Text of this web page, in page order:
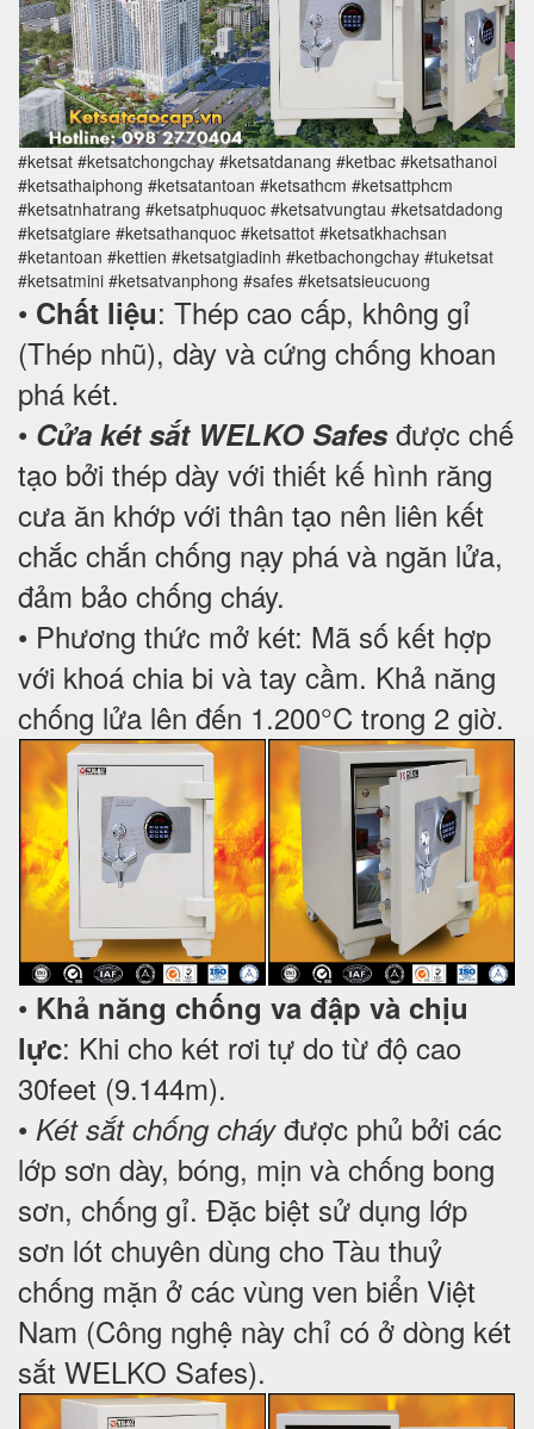
#ketsat #ketsatchongchay #ketsatdanang #ketbac #ketsathanoi
#ketsathaiphong #ketsatantoan #ketsathcm #ketsattphcm
#ketsatnhatrang #ketsatphuquoc #ketsatvungtau #ketsatdadong
#ketsatgiare #ketsathanquoc #ketsattot #ketsatkhachsan
#ketantoan #kettien #ketsatgiadinh #ketbachongchay #tuketsat
#ketsatmini #ketsatvanphong #safes #ketsatsieucuong
• Chất liệu: Thép cao cấp, không gỉ
(Thép nhũ), dày và cứng chống khoan
phá két.
• Cửa két sắt WELKO Safesđược chế
tạo bởi thép dày với thiết kế hình răng
cưa ăn khớp với thân tạo nên liên kết
chắc chắn chống nạy phá và ngăn lửa,
đảm bảo chống cháy.
• Phương thức mở két: Mã số kết hợp
với khoá chia bi và tay cầm. Khả năng
chống lửa lên đến 1.200°C trong 2 giờ.
• Khả năng chống va đập và chịu
lực: Khi cho két rơi tự do từ độ cao
30feet (9.144m).
• Két sắt chống cháyđược phủ bởi các
lớp sơn dày, bóng, mịn và chống bong
sơn, chống gỉ. Đặc biệt sử dụng lớp
sơn lót chuyên dùng cho Tàu thuỷ
chống mặn ở các vùng ven biển Việt
Nam (Công nghệ này chỉ có ở dòng két
sắt WELKO Safes).